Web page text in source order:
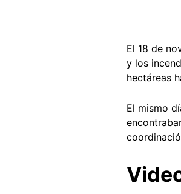
El 18 de
y los
hectáreas
El mismo